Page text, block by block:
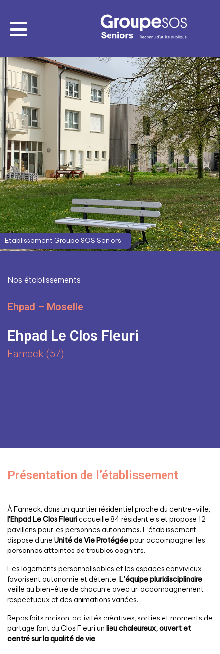
Nos établissements
Ehpad – Moselle
Ehpad Le Clos Fleuri
Fameck (57)
Etablissement Groupe SOS Seniors
Présentation de l’établissement
À Fameck, dans un quartier résidentiel proche du centre-ville,
l’Ehpad Le Clos Fleuri accueille 84 résident·e·s et propose 12
pavillons pour les personnes autonomes. L’établissement
dispose d’une Unité de Vie Protégéepour accompagner les
personnes atteintes de troubles cognitifs.
Les logements personnalisables et les espaces conviviaux
favorisent autonomie et détente. L’équipe pluridisciplinaire
veille au bien-être de chacun·e avec un accompagnement
respectueux et des animations variées.
Repas faits maison, activités créatives, sorties et moments de
partage font du Clos Fleuri un lieu chaleureux, ouvert et
centré sur la qualité de vie.